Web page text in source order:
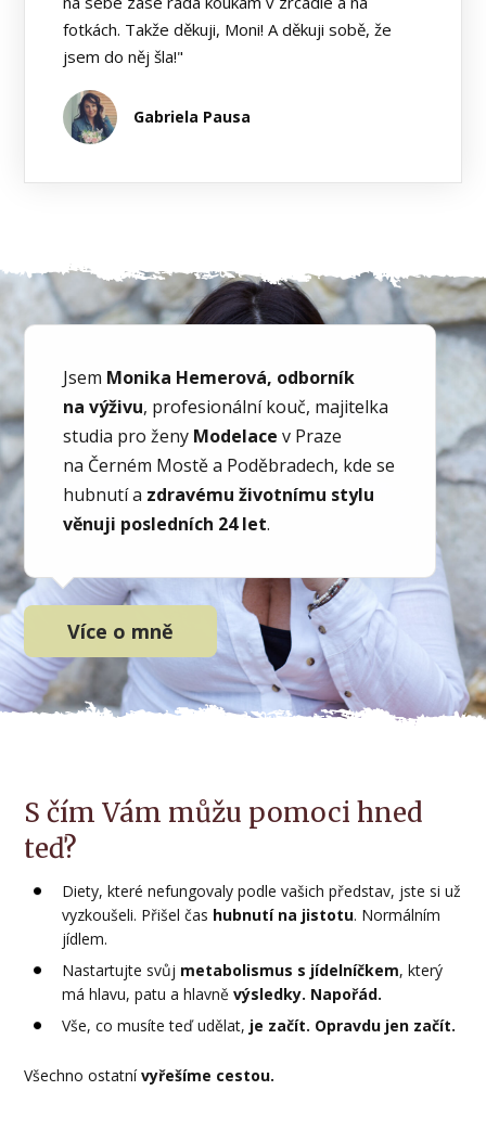
fotkách. Takže děkuji, Moni! A děkuji sobě, že
jsem do něj šla!"
Gabriela Pausa
Jsem Monika Hemerová, odborník
na výživu, profesionální kouč, majitelka
studia pro ženy Modelacev Praze
na Černém Mostě a Poděbradech, kde se
hubnutí a zdravému životnímu stylu
věnuji posledních 24 let.
Více o mně
S čím Vám můžu pomoci hned
teď?
Diety, které nefungovaly podle vašich představ, jste si už
vyzkoušeli. Přišel čas hubnutí na jistotu. Normálním
jídlem.
Nastartujte svůj metabolismus s jídelníčkem, který
má hlavu, patu a hlavněvýsledky. Napořád.
Vše, co musíte teď udělat, je začít. Opravdu jen začít.
Všechno ostatnívyřešíme cestou.